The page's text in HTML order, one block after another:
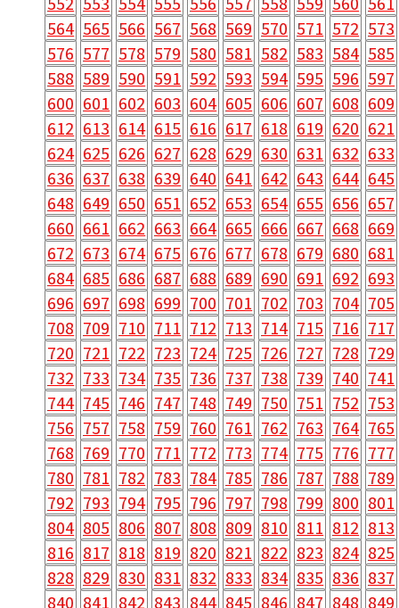
564 565 566 567 568 569 570 571 572 573
576 577 578 579 580 581 582 583 584 585
588 589 590 591 592 593 594 595 596 597
600 601 602 603 604 605 606 607 608 609
612 613 614 615 616 617 618 619 620 621
624 625 626 627 628 629 630 631 632 633
636 637 638 639 640 641 642 643 644 645
648 649 650 651 652 653 654 655 656 657
660 661 662 663 664 665 666 667 668 669
672 673 674 675 676 677 678 679 680 681
684 685 686 687 688 689 690 691 692 693
696 697 698 699 700 701 702 703 704 705
708 709 710 711 712 713 714 715 716 717
720 721 722 723 724 725 726 727 728 729
732 733 734 735 736 737 738 739 740 741
744 745 746 747 748 749 750 751 752 753
756 757 758 759 760 761 762 763 764 765
768 769 770 771 772 773 774 775 776 777
780 781 782 783 784 785 786 787 788 789
792 793 794 795 796 797 798 799 800 801
804 805 806 807 808 809 810 811 812 813
816 817 818 819 820 821 822 823 824 825
828 829 830 831 832 833 834 835 836 837
840 841 842 843 844 845 846 847 848 849